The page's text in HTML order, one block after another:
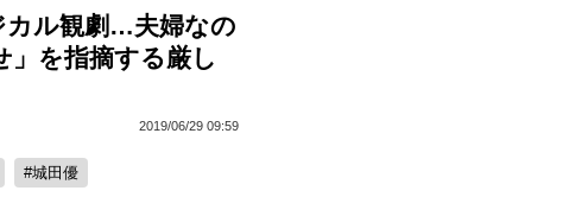
カル観劇…夫婦なの
」を指摘する厳し
2019/06/29 09:59
城田優